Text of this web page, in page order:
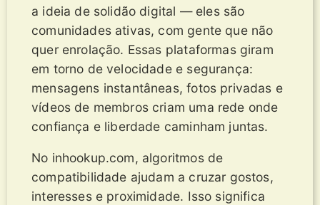
a ideia de solidão digital — eles são
comunidades ativas, com gente que não
quer enrolação. Essas plataformas giram
em torno de velocidade e segurança:
mensagens instantâneas, fotos privadas e
vídeos de membros criam uma rede onde
confiança e liberdade caminham juntas.
No inhookup.com, algoritmos de
compatibilidade ajudam a cruzar gostos,
interesses e proximidade. Isso significa